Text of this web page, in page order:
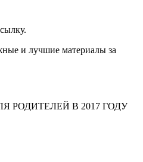
и лучшие материалы за
РОДИТЕЛЕЙ В 2017 ГОДУ